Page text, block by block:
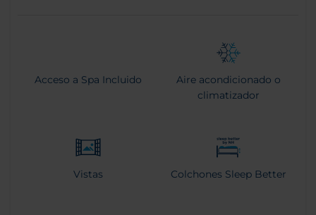
Acceso a Spa Incluido
Aire acondicionado o
climatizador
Vistas Colchones Sleep Better